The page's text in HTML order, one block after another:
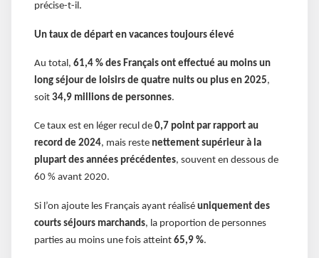
précise-t-il.
Un taux de départ en vacances toujours élevé
Au total, 61,4 % des Français ont effectué au moins un
long séjour de loisirs de quatre nuits ou plus en 2025,
soit 34,9 millions de personnes.
Ce taux est en léger recul de 0,7 point par rapport au
record de 2024, mais reste nettement supérieur à la
plupart des années précédentes, souvent en dessous de
60 % avant 2020.
Si l’on ajoute les Français ayant réalisé uniquement des
courts séjours marchands, la proportion de personnes
parties au moins une fois atteint 65,9 %.